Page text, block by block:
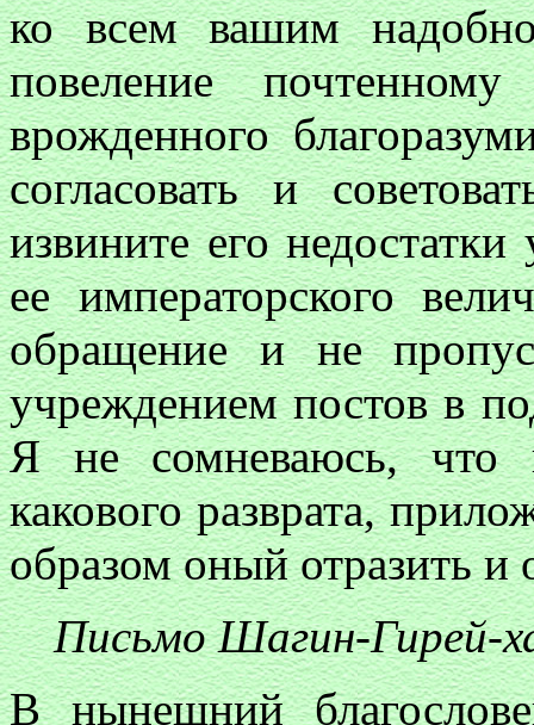
ко всем вашим
повеление
врожденного
согласовать и
извините его
ее императорского
обращение и не
учреждением постов в
Я не сомневаюсь, что
какового разврата,
образом оный отразить и
Письмо Шагин-Гирей-
В нынешний